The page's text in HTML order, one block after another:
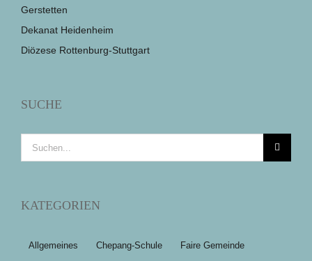
Gerstetten
Dekanat Heidenheim
Diözese Rottenburg-Stuttgart
SUCHE
Suche
nach:
KATEGORIEN
Allgemeines Chepang-Schule Faire Gemeinde